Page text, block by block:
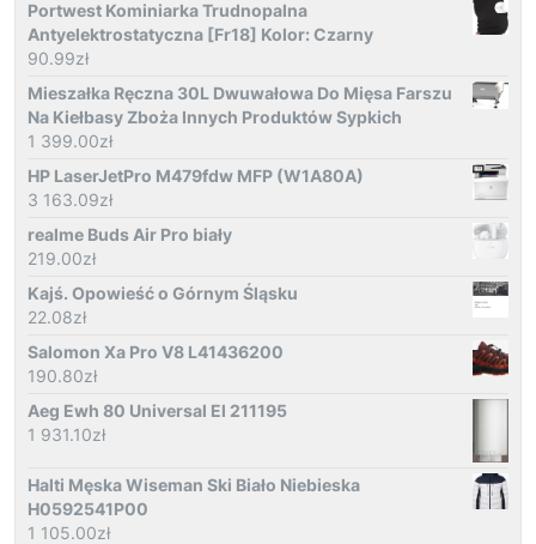
Portwest Kominiarka Trudnopalna
Antyelektrostatyczna [Fr18] Kolor: Czarny
90.99zł
Mieszałka Ręczna 30L Dwuwałowa Do Mięsa Farszu
Na Kiełbasy Zboża Innych Produktów Sypkich
1 399.00zł
HP LaserJetPro M479fdw MFP (W1A80A)
3 163.09zł
realme Buds Air Pro biały
219.00zł
Kajś. Opowieść o Górnym Śląsku
22.08zł
Salomon Xa Pro V8 L41436200
190.80zł
Aeg Ewh 80 Universal El 211195
1 931.10zł
Halti Męska Wiseman Ski Biało Niebieska
H0592541P00
1 105.00zł